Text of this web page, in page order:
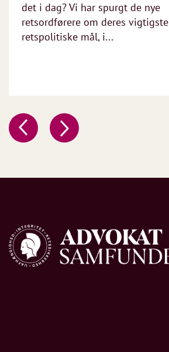
det i dag? Vi har spurgt de nye
retsordførere om deres vigtigste
retspolitiske mål, i...